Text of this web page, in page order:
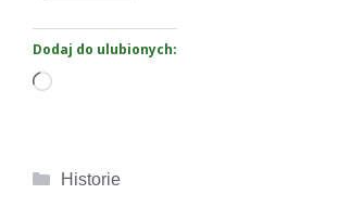
Dodaj do ulubionych:
Wczytywanie…
Kategorie
Historie